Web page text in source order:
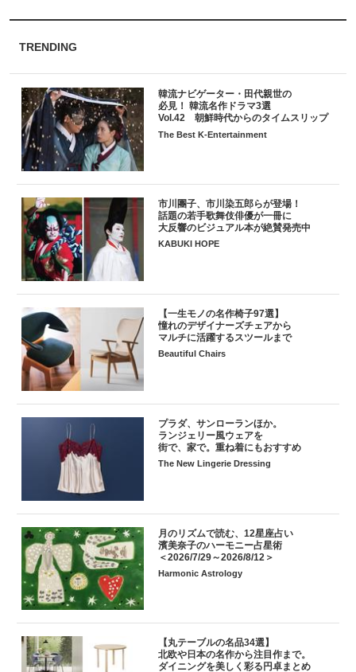
TRENDING
韓流ナビゲーター・田代親世の
必見！ 韓流名作ドラマ3選
Vol.42 朝鮮時代からのタイムスリップ
The Best K-Entertainment
市川團子、市川染五郎らが登場！
話題の若手歌舞伎俳優が一冊に
大反響のビジュアル本が絶賛発売中
KABUKI HOPE
【一生モノの名作椅子97選】
憧れのデザイナーズチェアから
マルチに活躍するスツールまで
Beautiful Chairs
プラダ、サンローランほか。
ランジェリー風ウェアを
街で、家で。重ね着にもおすすめ
The New Lingerie Dressing
月のリズムで読む、12星座占い
濱美奈子のハーモニー占星術
＜2026/7/29～2026/8/12＞
Harmonic Astrology
【丸テーブルの名品34選】
北欧や日本の名作から注目作まで。
ダイニングを美しく彩る円卓まとめ